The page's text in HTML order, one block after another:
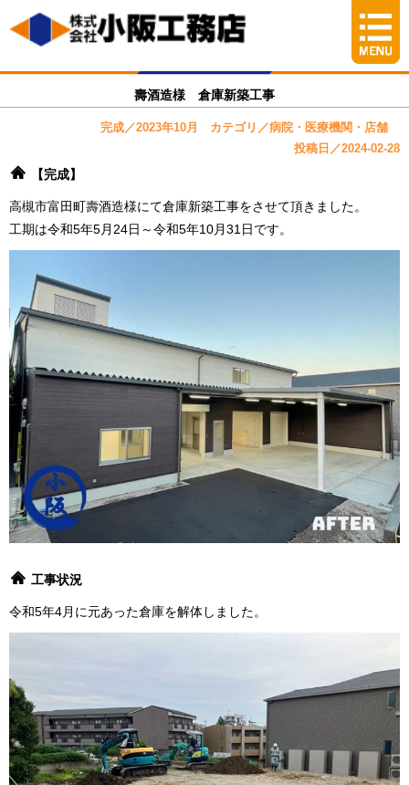
壽酒造様 倉庫新築工事
完成／2023年10月 カテゴリ／病院・医療機関・店舗
投稿日／2024-02-28
【完成】
高槻市富田町壽酒造様にて倉庫新築工事をさせて頂きました。
工期は令和5年5月24日～令和5年10月31日です。
工事状況
令和5年4月に元あった倉庫を解体しました。